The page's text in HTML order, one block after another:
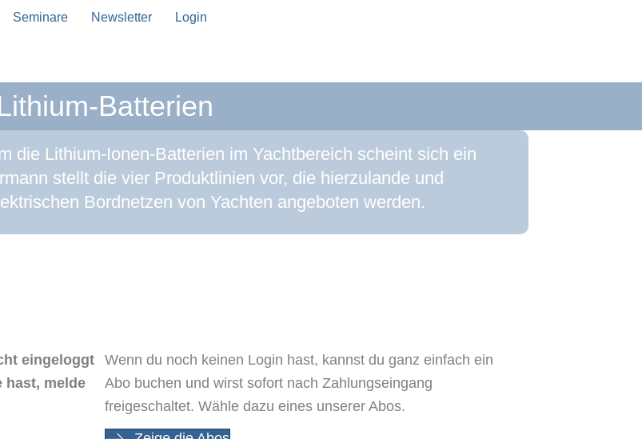
Seminare Newsletter Login
Batterien
die Lithium-Ionen-Batterien im Yachtbereich scheint sich ein
stellt die vier Produktlinien vor, die hierzulande und
Bordnetzen von Yachten angeboten werden.
eingeloggt
hast, melde
Wenn du noch keinen Login hast, kannst du ganz einfach ein
Abo buchen und wirst sofort nach Zahlungseingang
freigeschaltet. Wähle dazu eines unserer Abos.